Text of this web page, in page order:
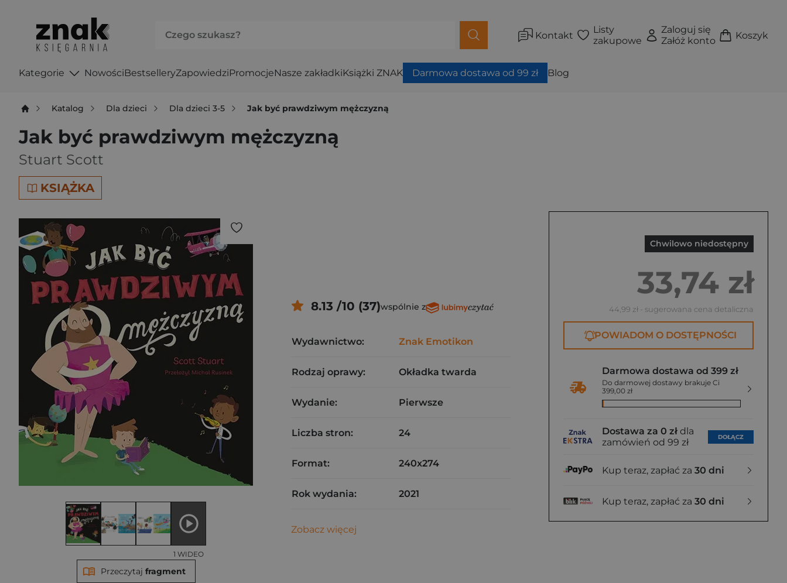
Kontakt
Listy
zakupowe
Zaloguj się
Załóż konto
Koszyk
Kategorie NowościBestselleryZapowiedziPromocjeNasze zakładkiKsiążki ZNAK Darmowa dostawa od 99 zł Blog
Katalog Dla dzieci Dla dzieci 3-5 Jak być prawdziwym mężczyzną
Jak być prawdziwym mężczyzną
Stuart Scott
KSIĄŻKA
1 WIDEO
Przeczytaj fragment
Chwilowo niedostępny
33,74 zł
44,99 zł - sugerowana cena detaliczna
POWIADOM O DOSTĘPNOŚCI
Darmowa dostawa od 399 zł
Do darmowej dostawy brakuje Ci
399,00 zł
Dostawa za 0 zł dla
zamówień od 99 zł
DOŁĄCZ
Kup teraz, zapłać za 30 dni
Kup teraz, zapłać za 30 dni
8.13 /10 (37)wspólnie z
Wydawnictwo: Znak Emotikon
Rodzaj oprawy: Okładka twarda
Wydanie: Pierwsze
Liczba stron: 24
Format: 240x274
Rok wydania: 2021
Zobacz więcej